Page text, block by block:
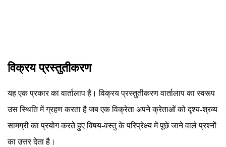
विक्रय प्रस्तुतीकरण
यह एक प्रकार का वार्तालाप है। विक्रय प्रस्तुतीकरण वार्तालाप का स्वरूप
उस स्थिति में ग्रहण करता है जब एक विक्रेता अपने क्रेताओं को दृश्य-श्रव्य
सामग्री का प्रयोग करते हुए विषय-वस्तु के परिप्रेक्ष्य में पूछे जाने वाले प्रश्नों
का उत्तर देता है।